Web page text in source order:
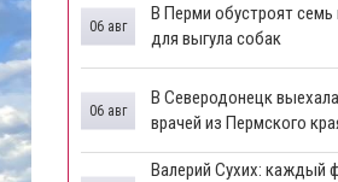
​В Перми обустроят
для выгула собак
06 авг
В Северодонецк
врачей из Пермского
06 авг
​Валерий Сухих: каждый